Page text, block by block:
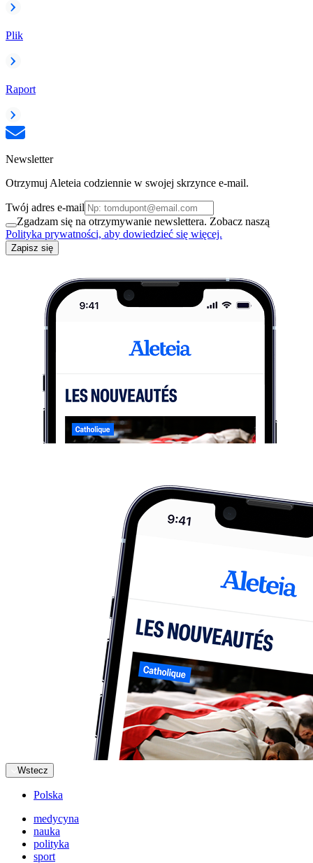
Plik
Raport
Newsletter
Otrzymuj Aleteia codziennie w swojej skrzynce e-mail.
Twój adres e-mail
Zgadzam się na otrzymywanie newslettera. Zobacz naszą
Polityka prywatności, aby dowiedzieć się więcej.
Zapisz się
Wstecz
Polska
medycyna
nauka
polityka
sport